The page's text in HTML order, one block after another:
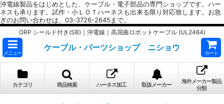
沖電線製品をはじめとした、ケーブル・電子部品の専門ショップです。ハー
ネスも承ります。試作・小ＬＯＴハーネスも出来る限り対応致します。お急
ぎのお問い合わせは、03-3726-2645まで。
ORP シールド付き(SB)｜沖電線｜高屈曲ロボットケーブル (UL2464)
メニュー
ケーブル・パーツショップ ニショウ
カート
カテゴリ 商品検索 ハーネス加工 取扱メーカー
海外メーカー製品
分類